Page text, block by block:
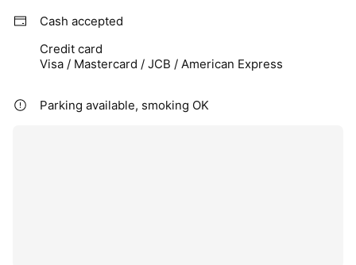
Cash accepted
Credit card
Visa / Mastercard / JCB / American Express
Parking available, smoking OK